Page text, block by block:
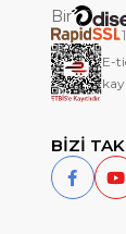
Bir
E-
BİZİ